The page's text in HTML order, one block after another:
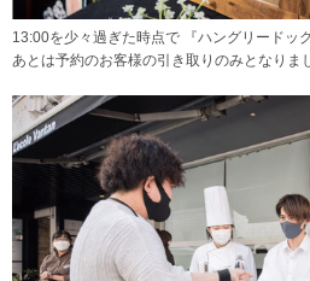
13:00を少々過ぎた時点で 『ハングリードッ
あとは予約のお客様の引き取りのみとなりま